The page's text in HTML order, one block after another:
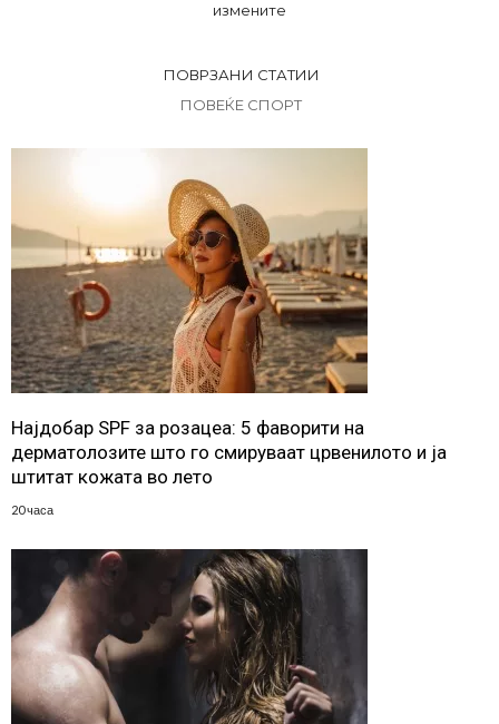
измените
ПОВРЗАНИ СТАТИИ
ПОВЕЌЕ СПОРТ
Најдобар SPF за розацеа: 5 фаворити на
дерматолозите што го смируваат црвенилото и ја
штитат кожата во лето
20 часа